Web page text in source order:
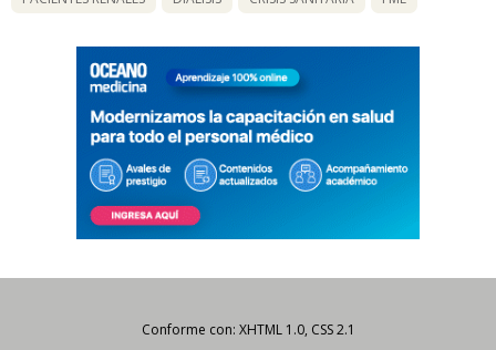
Conforme con: XHTML 1.0, CSS 2.1